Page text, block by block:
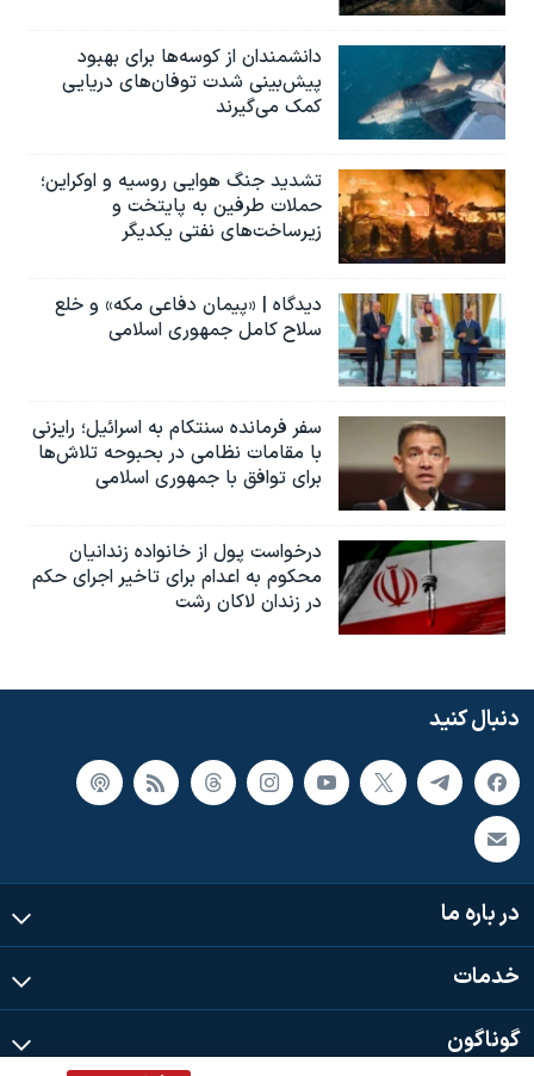
دانشمندان از کوسه‌ها برای بهبود
پیش‌بینی شدت توفان‌های دریایی
کمک می‌گیرند
تشدید جنگ هوایی روسیه و اوکراین؛
حملات طرفین به پایتخت‌ و
زیرساخت‌های نفتی یکدیگر
دیدگاه | «پیمان دفاعی مکه» و خلع
سلاح کامل جمهوری اسلامی
سفر فرمانده سنتکام به اسرائیل؛ رایزنی
با مقامات نظامی در بحبوحه تلاش‌ها
برای توافق با جمهوری اسلامی
درخواست پول از خانواده زندانیان
محکوم به‌ اعدام برای تاخیر اجرای حکم
در زندان لاکان رشت
دنبال کنید
در باره ما
خدمات
گوناگون